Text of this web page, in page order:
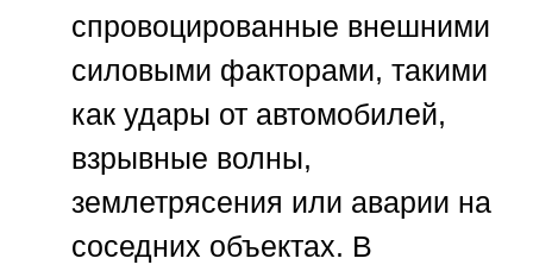
спровоцированные внешними
силовыми факторами, такими
как удары от автомобилей,
взрывные волны,
землетрясения или аварии на
соседних объектах. В